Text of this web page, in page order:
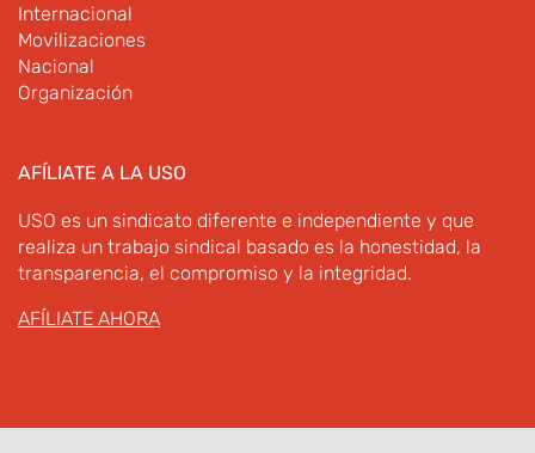
Internacional
Movilizaciones
Nacional
Organización
AFÍLIATE A LA USO
USO es un sindicato diferente e independiente y que
realiza un trabajo sindical basado es la honestidad, la
transparencia, el compromiso y la integridad.
AFÍLIATE AHORA